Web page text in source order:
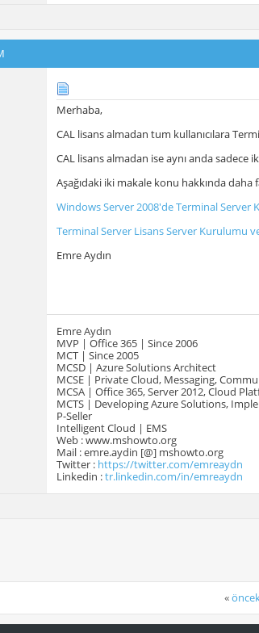
Merhaba,
CAL lisans almadan tum kullanıcılara
CAL lisans almadan ise aynı anda sadece
Aşağıdaki iki makale konu hakkında daha
Windows Server 2008′de Terminal
Terminal Server Lisans Server Kurulumu
Emre Aydın
Emre Aydın
MVP | Office 365 | Since 2006
MCT | Since 2005
MCSD | Azure Solutions Architect
MCSE | Private Cloud, Messaging,
MCSA | Office 365, Server 2012, Cloud
MCTS | Developing Azure Solutions,
P-Seller
Intelligent Cloud | EMS
Web : www.mshowto.org
Mail : emre.aydin [@] mshowto.org
Twitter : https://twitter.com/emreaydn
Linkedin :tr.linkedin.com/in/emreaydn
«